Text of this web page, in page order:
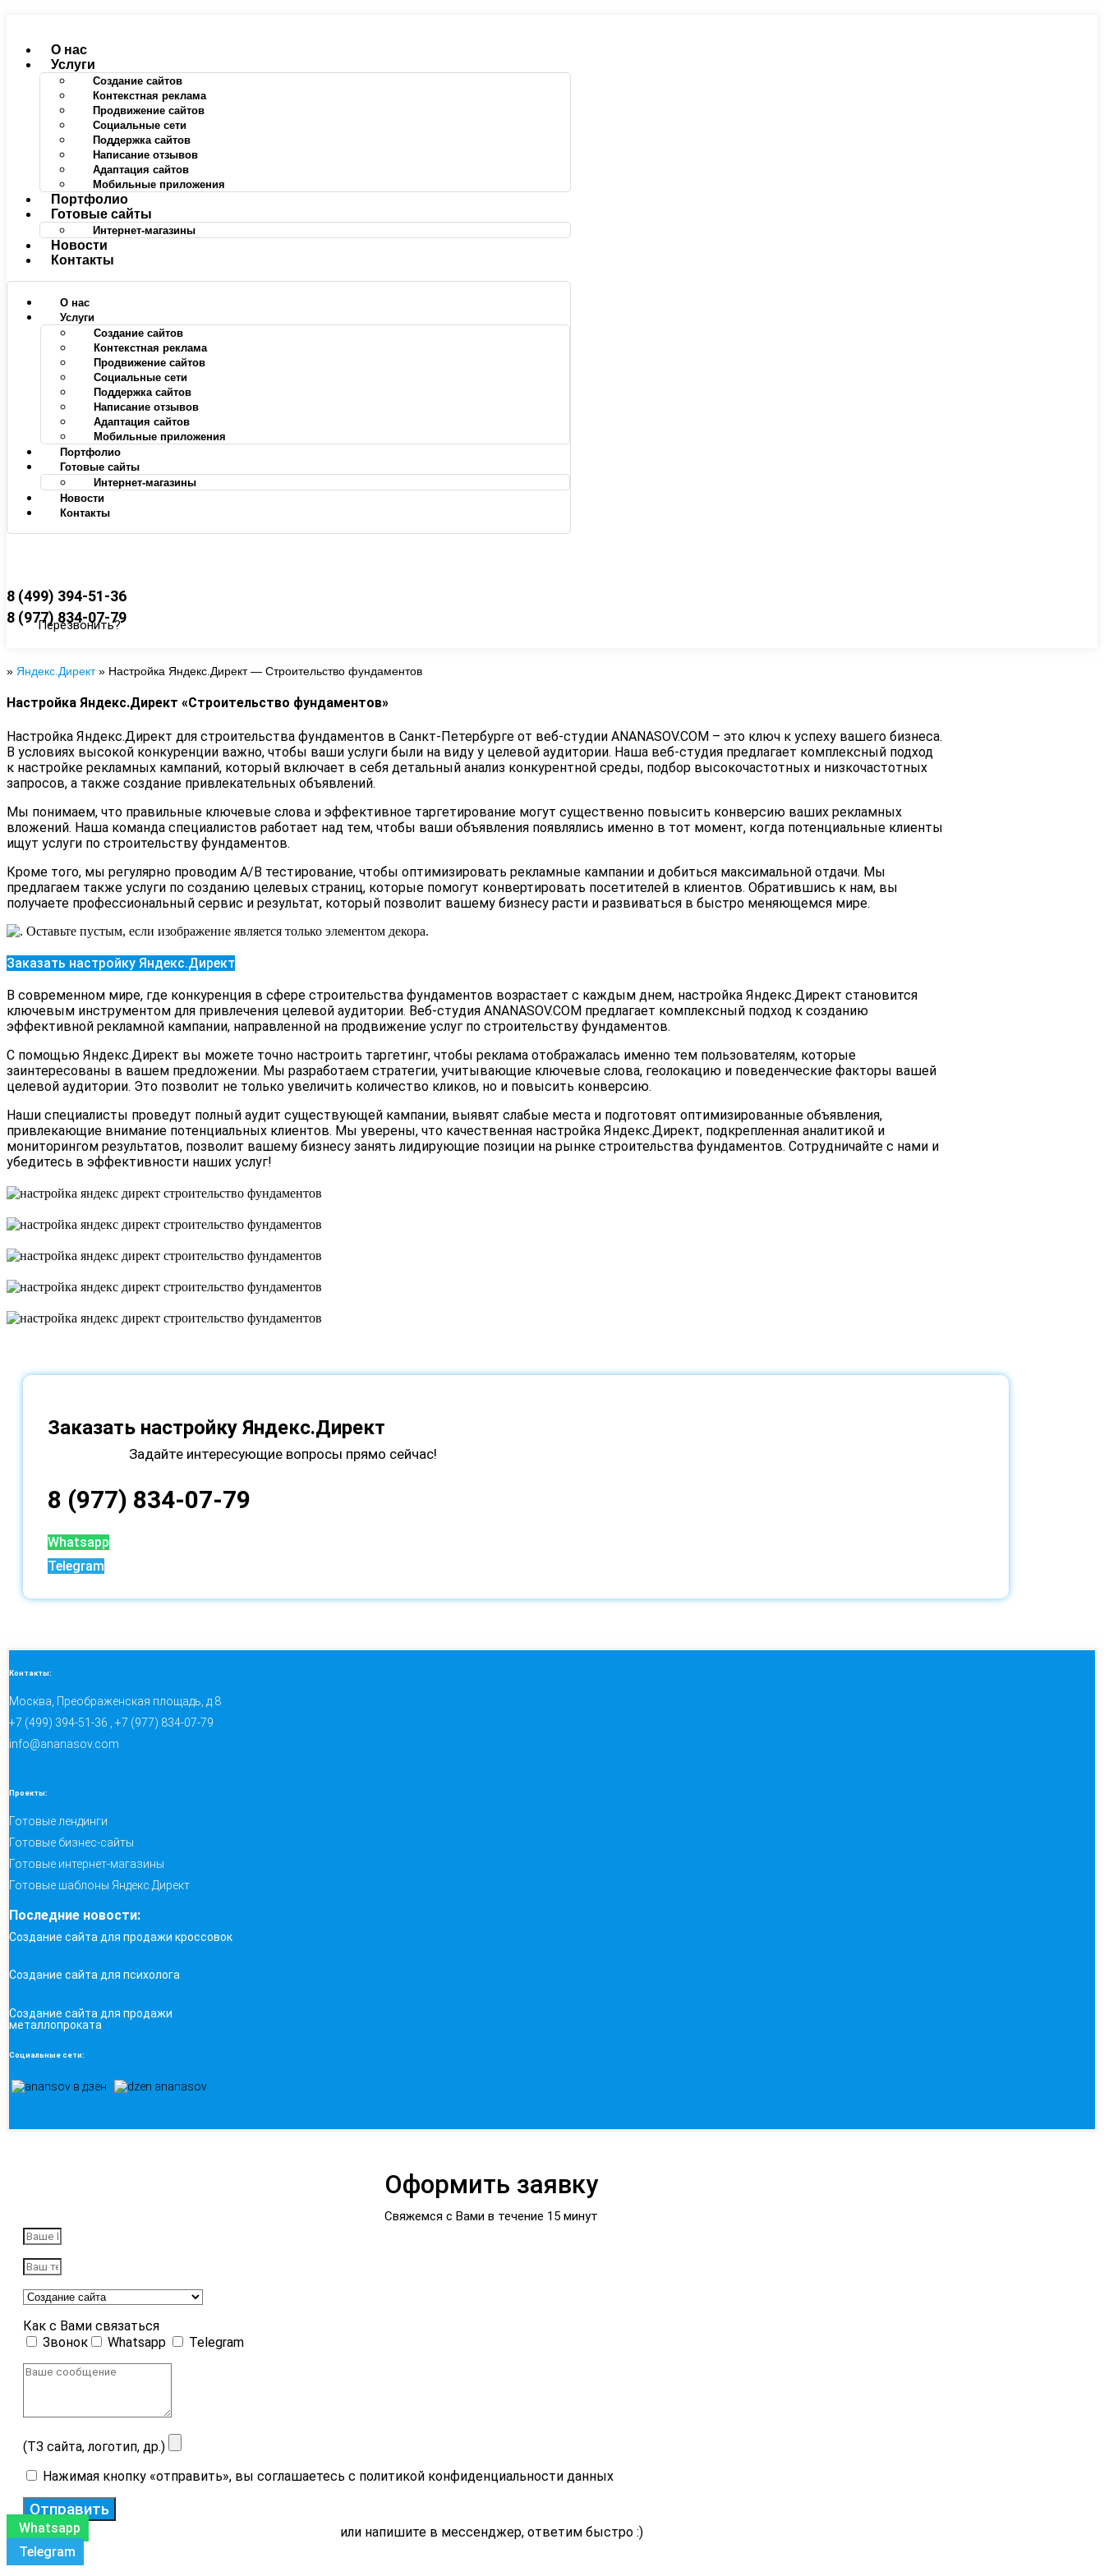
содержимому
О нас
Услуги
Создание сайтов
Контекстная реклама
Продвижение сайтов
Социальные сети
Поддержка сайтов
Написание отзывов
Адаптация сайтов
Мобильные приложения
Портфолио
Готовые сайты
Интернет-магазины
Новости
Контакты
О нас
Услуги
Создание сайтов
Контекстная реклама
Продвижение сайтов
Социальные сети
Поддержка сайтов
Написание отзывов
Адаптация сайтов
Мобильные приложения
Портфолио
Готовые сайты
Интернет-магазины
Новости
Контакты
8 (499) 394-51-36
8 (977) 834-07-79
Перезвонить?
» Яндекс.Директ» Настройка Яндекс.Директ — Строительство фундаментов
Настройка Яндекс.Директ «Строительство фундаментов»
Настройка Яндекс.Директ для строительства фундаментов в Санкт-Петербурге от веб-студии ANANASOV.COM – это ключ к успеху вашего бизнеса.
В условиях высокой конкуренции важно, чтобы ваши услуги были на виду у целевой аудитории. Наша веб-студия предлагает комплексный подход
к настройке рекламных кампаний, который включает в себя детальный анализ конкурентной среды, подбор высокочастотных и низкочастотных
запросов, а также создание привлекательных объявлений.
Мы понимаем, что правильные ключевые слова и эффективное таргетирование могут существенно повысить конверсию ваших рекламных
вложений. Наша команда специалистов работает над тем, чтобы ваши объявления появлялись именно в тот момент, когда потенциальные клиенты
ищут услуги по строительству фундаментов.
Кроме того, мы регулярно проводим A/B тестирование, чтобы оптимизировать рекламные кампании и добиться максимальной отдачи. Мы
предлагаем также услуги по созданию целевых страниц, которые помогут конвертировать посетителей в клиентов. Обратившись к нам, вы
получаете профессиональный сервис и результат, который позволит вашему бизнесу расти и развиваться в быстро меняющемся мире.
Заказать настройку Яндекс.Директ
В современном мире, где конкуренция в сфере строительства фундаментов возрастает с каждым днем, настройка Яндекс.Директ становится
ключевым инструментом для привлечения целевой аудитории. Веб-студия ANANASOV.COM предлагает комплексный подход к созданию
эффективной рекламной кампании, направленной на продвижение услуг по строительству фундаментов.
С помощью Яндекс.Директ вы можете точно настроить таргетинг, чтобы реклама отображалась именно тем пользователям, которые
заинтересованы в вашем предложении. Мы разработаем стратегии, учитывающие ключевые слова, геолокацию и поведенческие факторы вашей
целевой аудитории. Это позволит не только увеличить количество кликов, но и повысить конверсию.
Наши специалисты проведут полный аудит существующей кампании, выявят слабые места и подготовят оптимизированные объявления,
привлекающие внимание потенциальных клиентов. Мы уверены, что качественная настройка Яндекс.Директ, подкрепленная аналитикой и
мониторингом результатов, позволит вашему бизнесу занять лидирующие позиции на рынке строительства фундаментов. Сотрудничайте с нами и
убедитесь в эффективности наших услуг!
Заказать настройку Яндекс.Директ
Задайте интересующие вопросы прямо сейчас!
8 (977) 834-07-79
Whatsapp
Telegram
Контакты:
Москва, Преображенская площадь, д.8
+7 (499) 394-51-36 , +7 (977) 834-07-79
info@ananasov.com
Проекты:
Готовые лендинги
Готовые бизнес-сайты
Готовые интернет-магазины
Готовые шаблоны Яндекс.Директ
Последние новости:
Создание сайта для продажи кроссовок
Создание сайта для психолога
Создание сайта для продажи
металлопроката
Социальные сети:
Оформить заявку
Свяжемся с Вами в течение 15 минут
Как с Вами связаться
Звонок
Whatsapp Telegram
(ТЗ сайта, логотип, др.)
Нажимая кнопку «отправить», вы соглашаетесь с политикой конфиденциальности данных
Отправить
или напишите в мессенджер, ответим быстро :)
Whatsapp
Telegram